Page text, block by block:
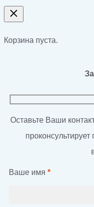
Корзина пуста.
Оставьте Ваши
Ваше имя *